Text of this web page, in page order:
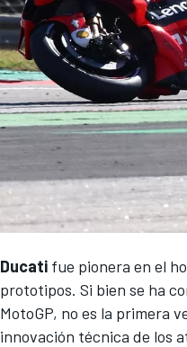
Ducati fue pionera en el
prototipos. Si bien se ha
MotoGP, no es la primera
innovación técnica de los